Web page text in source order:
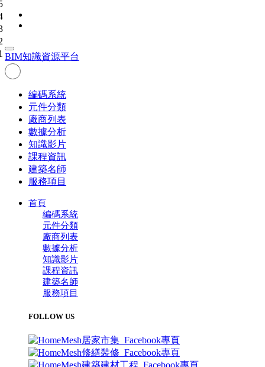
BIM知識資源平台
編碼系統
元件分類
廠商列表
數據分析
知識影片
課程資訊
建築名師
服務項目
首頁
編碼系統
元件分類
廠商列表
數據分析
知識影片
課程資訊
建築名師
服務項目
FOLLOW US